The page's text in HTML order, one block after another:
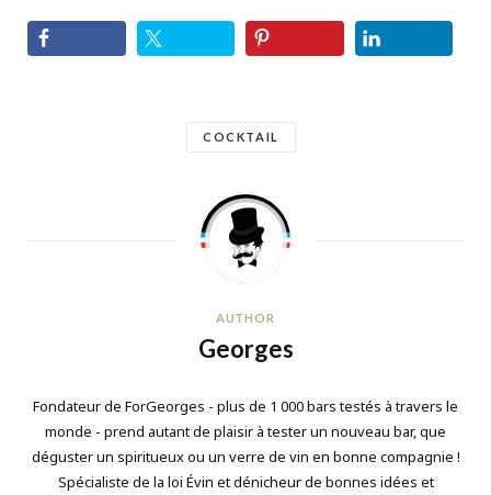
COCKTAIL
AUTHOR
Georges
Fondateur de ForGeorges - plus de 1 000 bars testés à travers le
monde - prend autant de plaisir à tester un nouveau bar, que
déguster un spiritueux ou un verre de vin en bonne compagnie !
Spécialiste de la loi Évin et dénicheur de bonnes idées et